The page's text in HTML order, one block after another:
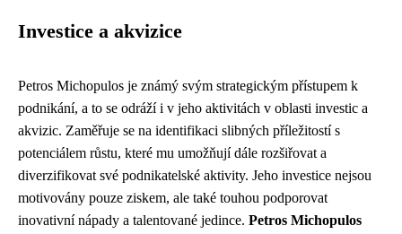
Investice a akvizice
Petros Michopulos je známý svým strategickým přístupem k
podnikání, a to se odráží i v jeho aktivitách v oblasti investic a
akvizic. Zaměřuje se na identifikaci slibných příležitostí s
potenciálem růstu, které mu umožňují dále rozšiřovat a
diverzifikovat své podnikatelské aktivity. Jeho investice nejsou
motivovány pouze ziskem, ale také touhou podporovat
inovativní nápady a talentované jedince. Petros Michopulos